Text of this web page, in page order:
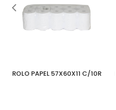
ROLO PAPEL 57X60X11 C/10R